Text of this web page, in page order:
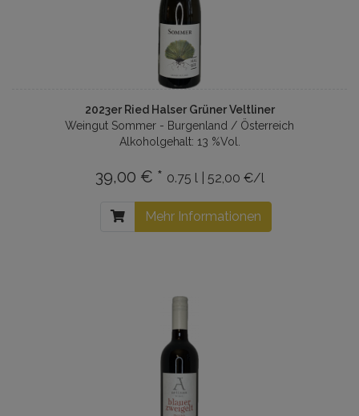
2023er Ried Halser Grüner Veltliner
Weingut Sommer - Burgenland / Österreich
Alkoholgehalt: 13 %Vol.
39,00 € * 0.75 l | 52,00 €/l
Mehr Informationen